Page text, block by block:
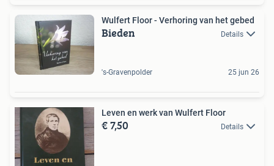
Wulfert Floor - Verhoring van het gebed
Bieden Details
's-Gravenpolder 25 jun 26
Leven en werk van Wulfert Floor
€ 7,50 Details